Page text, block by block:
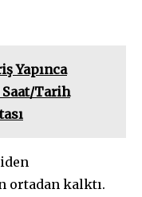
Yapınca
Saat/Tarih
ortadan kalktı.